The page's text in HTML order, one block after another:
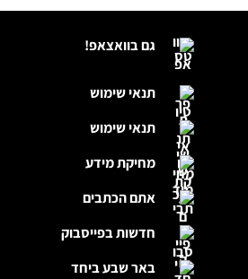
גם בוואצאפ!
תנאי שימוש
תנאי שימוש
מחיקת מידע
אתם הכתבים
חדשות בפייסבוק
באר שבע ביחד